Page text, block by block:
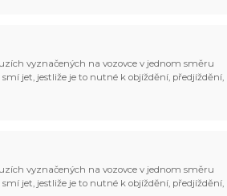
vyznačených na vozovce v jednom směru
jet, jestliže je to nutné k objíždění, předjíždění,
vyznačených na vozovce v jednom směru
jet, jestliže je to nutné k objíždění, předjíždění,